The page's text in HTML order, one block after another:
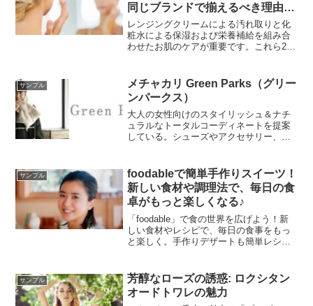
同じブランドで揃えるべき理由と
は？
レンジングクリームによる汚れ取りと化
粧水による保湿および栄養補給を組み合
わせたお肌のケアが重要です。これら2つ
す。不足している成分を補い、理想的な
お肌を手に入れましょう。
サンプル
メチャカリ Green Parks（グリー
ンパークス）
大人の女性向けのスタイリッシュ＆ナチ
ュラルなトータルコーディネートを提案
している。シューズやアクセサリー、バ
れたアイテムはお洒落。
サンプル
foodableで簡単手作りスイーツ！
新しい食材や調理法で、毎日の食
卓がもっと楽しくなる♪
「foodable」で食の世界を広げよう！新
しい食材やレシピで、毎日の食事をもっ
と楽しく。手作りデザートも簡単レシピ
サンプル
芳醇なローズの誘惑: ロクシタン
オードトワレの魅力